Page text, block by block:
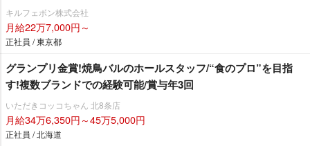
キルフェボン株式会社
月給22万7,000円～
正社員 / 東京都
グランプリ金賞!焼鳥バルのホールスタッフ/“食のプロ”を目指
す!複数ブランドでの経験可能/賞与年3回
いただきコッコちゃん 北8条店
月給34万6,350円～45万5,000円
正社員 / 北海道